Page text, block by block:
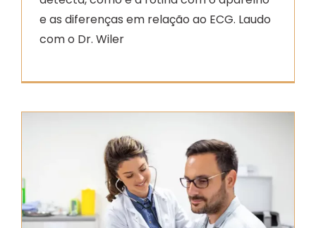
e as diferenças em relação ao ECG. Laudo
com o Dr. Wiler